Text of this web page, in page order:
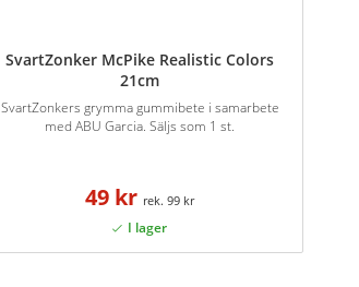
SvartZonker McPike Realistic Colors
21cm
SvartZonkers grymma gummibete i samarbete
med ABU Garcia. Säljs som 1 st.
49 kr 99 kr